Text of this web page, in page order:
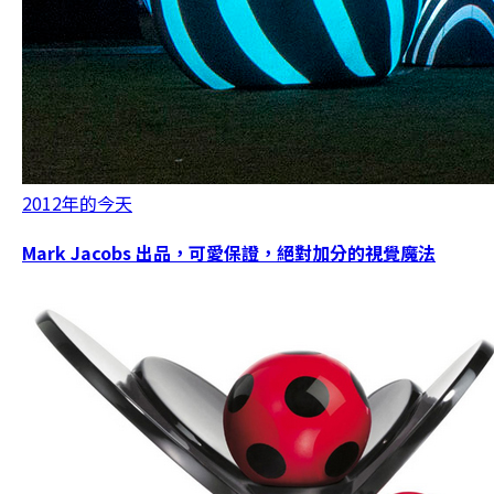
2012年的今天
Mark Jacobs 出品，可愛保證，絕對加分的視覺魔法